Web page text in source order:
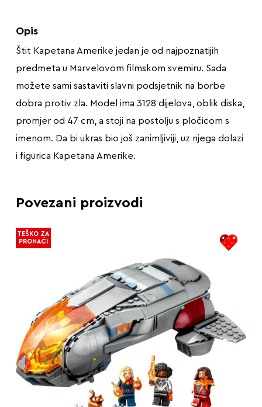
Opis
Štit Kapetana Amerike jedan je od najpoznatijih
predmeta u Marvelovom filmskom svemiru. Sada
možete sami sastaviti slavni podsjetnik na borbe
dobra protiv zla. Model ima 3128 dijelova, oblik diska,
promjer od 47 cm, a stoji na postolju s pločicom s
imenom. Da bi ukras bio još zanimljiviji, uz njega dolazi
i figurica Kapetana Amerike.
Povezani proizvodi
TEŠKO ZA
PRONAĆI